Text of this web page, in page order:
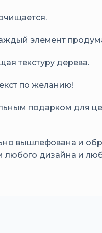
элемент
текстуру дерева.
по желанию!
подарком для
вышлефована и
любого дизайна и